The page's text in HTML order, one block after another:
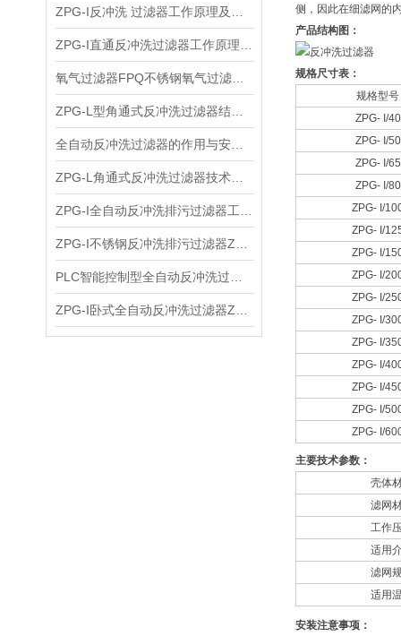
侧，因此在细滤网的
产品结构图：
规格尺寸表：
规格型号
ZPG- I/40
ZPG- I/50
ZPG- I/65
ZPG- I/80
ZPG- I/
ZPG- I/
ZPG- I/
ZPG- I/
ZPG- I/
ZPG- I/
ZPG- I/
ZPG- I/
ZPG- I/
ZPG- I/
ZPG- I/
主要技术参数：
壳体
滤网
工作
适用
滤网
适用
安装注意事项：